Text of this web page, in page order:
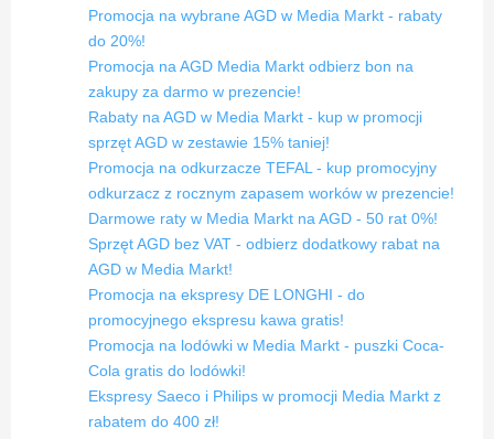
Promocja na wybrane AGD w Media Markt - rabaty
do 20%!
Promocja na AGD Media Markt odbierz bon na
zakupy za darmo w prezencie!
Rabaty na AGD w Media Markt - kup w promocji
sprzęt AGD w zestawie 15% taniej!
Promocja na odkurzacze TEFAL - kup promocyjny
odkurzacz z rocznym zapasem worków w prezencie!
Darmowe raty w Media Markt na AGD - 50 rat 0%!
Sprzęt AGD bez VAT - odbierz dodatkowy rabat na
AGD w Media Markt!
Promocja na ekspresy DE LONGHI - do
promocyjnego ekspresu kawa gratis!
Promocja na lodówki w Media Markt - puszki Coca-
Cola gratis do lodówki!
Ekspresy Saeco i Philips w promocji Media Markt z
rabatem do 400 zł!